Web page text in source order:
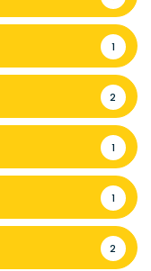
1
2
1
1
2